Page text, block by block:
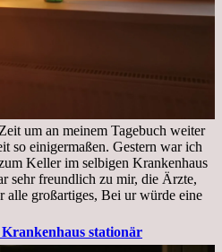
um an meinem Tagebuch weiter
so einigermaßen. Gestern war ich
Keller im selbigen Krankenhaus
freundlich zu mir, die Ärzte,
alle großartiges, Bei ur würde eine
stationär